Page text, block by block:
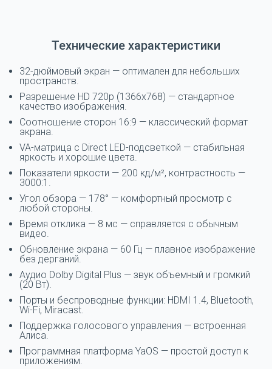
Технические характеристики
32-дюймовый экран — оптимален для небольших
пространств.
Разрешение HD 720p (1366x768) — стандартное
качество изображения.
Соотношение сторон 16:9 — классический формат
экрана.
VA-матрица с Direct LED-подсветкой — стабильная
яркость и хорошие цвета.
Показатели яркости — 200 кд/м², контрастность —
3000:1.
Угол обзора — 178° — комфортный просмотр с
любой стороны.
Время отклика — 8 мс — справляется с обычным
видео.
Обновление экрана — 60 Гц — плавное изображение
без дерганий.
Аудио Dolby Digital Plus — звук объемный и громкий
(20 Вт).
Порты и беспроводные функции: HDMI 1.4, Bluetooth,
Wi-Fi, Miracast.
Поддержка голосового управления — встроенная
Алиса.
Программная платформа YaOS — простой доступ к
приложениям.